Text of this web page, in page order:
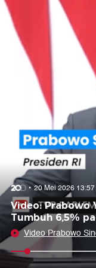
20 Mei 2026 13:57
Video: Prabowo
Tumbuh 6,5%
Video Prabowo
Facebook
Login
Login